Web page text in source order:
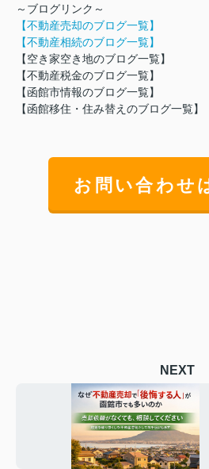
～ブログリンク～
【不動産売却のブログ一覧】
【不動産相続のブログ一覧】
【空き家空き地のブログ一覧】
【不動産税金のブログ一覧】
【函館市情報のブログ一覧】
【函館移住・住み替えのブログ一覧】
お問い合わせ
NEXT